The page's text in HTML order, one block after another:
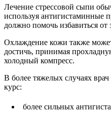
Лечение стрессовой сыпи
используя антигистаминные
должно помочь избавиться от
Охлаждение кожи также
достичь, принимая
холодный компресс.
В более тяжелых случаях
курс:
более сильных